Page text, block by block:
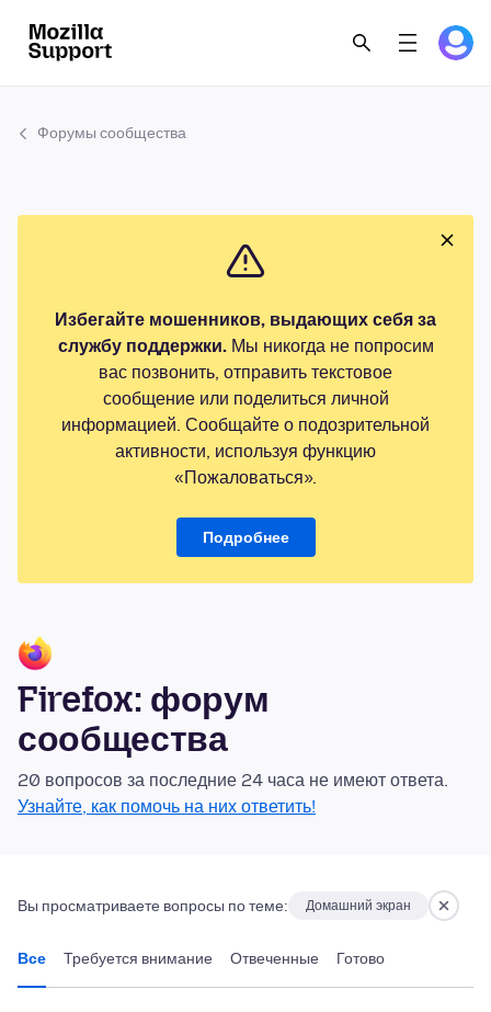
Форумы сообщества
Избегайте мошенников, выдающих себя за
службу поддержки.Мы никогда не попросим
вас позвонить, отправить текстовое
сообщение или поделиться личной
информацией. Сообщайте о подозрительной
активности, используя функцию
«Пожаловаться».
Подробнее
Firefox: форум
сообщества
20 вопросов за последние 24 часа не имеют ответа.
Узнайте, как помочь на них ответить!
Вы просматриваете вопросы по теме: Домашний экран
Все Требуется внимание Отвеченные Готово